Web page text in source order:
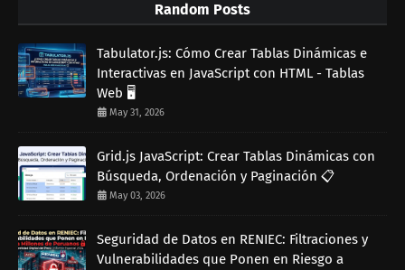
Random Posts
Tabulator.js: Cómo Crear Tablas Dinámicas e
Interactivas en JavaScript con HTML - Tablas
Web 🖥️
May 31, 2026
Grid.js JavaScript: Crear Tablas Dinámicas con
Búsqueda, Ordenación y Paginación 📋
May 03, 2026
Seguridad de Datos en RENIEC: Filtraciones y
Vulnerabilidades que Ponen en Riesgo a